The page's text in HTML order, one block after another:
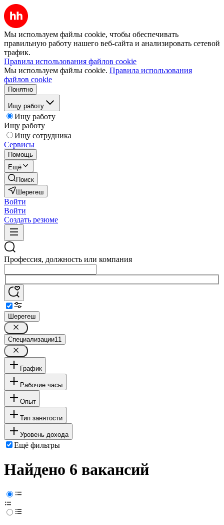
Мы используем файлы cookie, чтобы обеспечивать
правильную работу нашего веб-сайта и анализировать сетевой
трафик.
Правила использования файлов cookie
Мы используем файлы cookie. Правила использования
файлов cookie
Понятно
Ищу работу
Ищу работу
Ищу работу
Ищу сотрудника
Сервисы
Помощь
Ещё
Поиск
Шерегеш
Войти
Войти
Создать резюме
Профессия, должность или компания
Шерегеш
Специализации11
График
Рабочие часы
Опыт
Тип занятости
Уровень дохода
Ещё фильтры
Найдено 6 вакансий